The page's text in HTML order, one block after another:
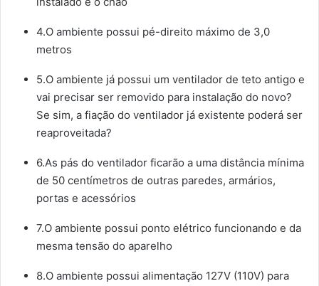
4.O ambiente possui pé-direito máximo de 3,0
metros
5.O ambiente já possui um ventilador de teto antigo e
vai precisar ser removido para instalação do novo?
Se sim, a fiação do ventilador já existente poderá ser
reaproveitada?
6.As pás do ventilador ficarão a uma distância mínima
de 50 centímetros de outras paredes, armários,
portas e acessórios
7.O ambiente possui ponto elétrico funcionando e da
mesma tensão do aparelho
8.O ambiente possui alimentação 127V (110V) para